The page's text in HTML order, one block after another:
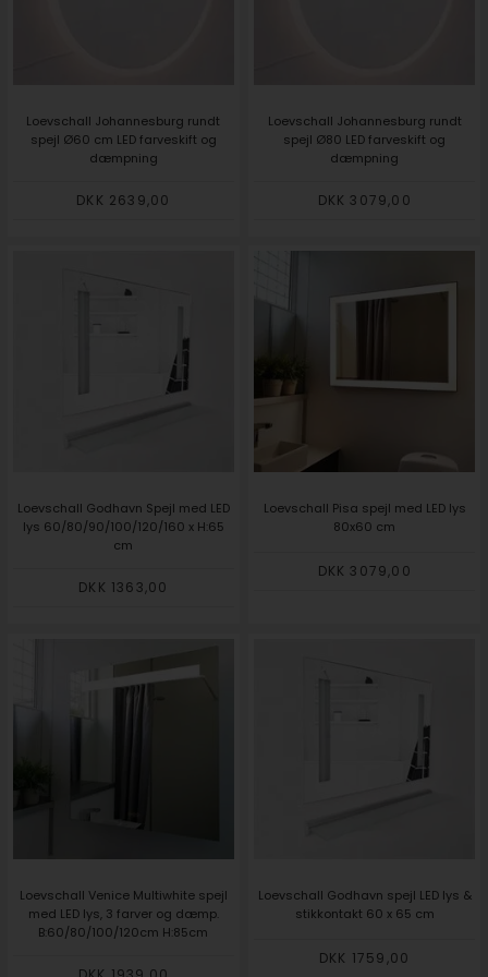
Loevschall Johannesburg rundt
spejl Ø60 cm LED farveskift og
dæmpning
DKK 2639,00
Loevschall Johannesburg rundt
spejl Ø80 LED farveskift og
dæmpning
DKK 3079,00
Loevschall Godhavn Spejl med LED
lys 60/80/90/100/120/160 x H:65
cm
DKK 1363,00
Loevschall Pisa spejl med LED lys
80x60 cm
DKK 3079,00
Loevschall Venice Multiwhite spejl
med LED lys, 3 farver og dæmp.
B:60/80/100/120cm H:85cm
Loevschall Godhavn spejl LED lys &
stikkontakt 60 x 65 cm
DKK 1759,00